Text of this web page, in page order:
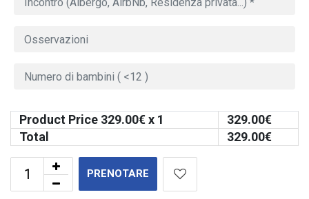
Product Price 329.00€ x 1 329.00€
Total
329.00€
PRENOTARE